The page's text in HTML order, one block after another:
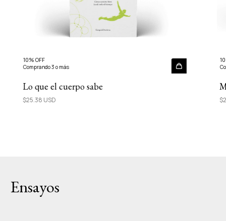
10% OFF
Comprando 3 o más
Lo que el cuerpo sabe
$25.38 USD
Ensayos